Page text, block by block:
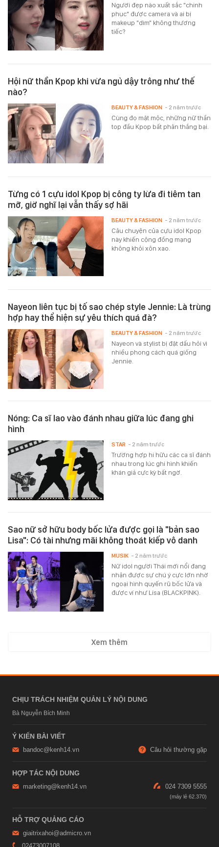
Người đẹp nào xuất sắc "chinh
phục" được camera và ai bị
makeup "dìm" không thương
tiếc?
Hội nữ thần Kpop khi vừa ngủ dậy trông như thế
nào?
Cùng đọ mặt mộc, những nữ thần
top đầu Kpop bất phân thắng bại.
BEAUTY & FASHION - 2 năm trước
Từng có 1 cựu idol Kpop bị công ty lừa đi tiêm tan
mỡ, giờ nghĩ lại vẫn thấy sợ hãi
Câu chuyện của cựu idol Kpop
này khiến cộng đồng mạng
không khỏi xôn xao.
BEAUTY & FASHION - 2 năm trước
Nayeon liên tục bị tố sao chép style Jennie: Là trùng
hợp hay thể hiện sự yêu thích quá đà?
Nayeon và stylist bị đặt dấu hỏi vì
nhiều phong cách quá giống
Jennie.
BEAUTY & FASHION - 2 năm trước
Nóng: Ca sĩ lao vào đánh nhau giữa lúc đang ghi
hình
Trường hợp hi hữu các ca sĩ đánh
nhau trong lúc ghi hình khiến
khán giả cực kỳ bất ngờ.
STAR - 2 năm trước
Sao nữ sở hữu body bốc lửa được gọi là "bản sao
Lisa": Có tài nhưng mãi không thoát kiếp vô danh
Nữ idol người Thái mới nổi đang
nhận được sự chú ý cực lớn nhờ
ngoại hình quyến rũ bốc lửa và
được ví như Lisa (BLACKPINK).
MUSIK - 2 năm trước
Xem thêm
CHỊU TRÁCH NHIỆM QUẢN LÝ NỘI DUNG
Bà Nguyễn Bích Minh
Ý KIẾN BÀI VIẾT
bandoc@kenh14.vn Câu hỏi thường gặp
HỢP TÁC NỘI DUNG
marketing@kenh14.vn 024 7309 5555
HỖ TRỢ QUẢNG CÁO
giaitrixahoi@admicro.vn